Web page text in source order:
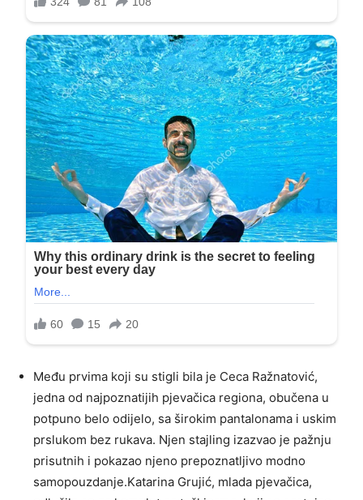
Među prvima koji su stigli bila je Ceca Ražnatović,
jedna od najpoznatijih pjevačica regiona, obučena u
potpuno belo odijelo, sa širokim pantalonama i uskim
prslukom bez rukava. Njen stajling izazvao je pažnju
prisutnih i pokazao njeno prepoznatljivo modno
samopouzdanje.Katarina Grujić, mlada pjevačica,